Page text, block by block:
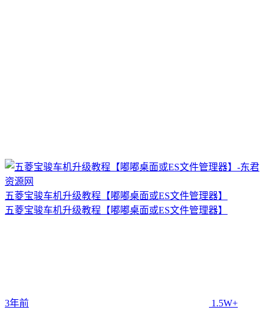
五菱宝骏车机升级教程【嘟嘟桌面或ES文件管理器】
五菱宝骏车机升级教程【嘟嘟桌面或ES文件管理器】
3年前 1.5W+